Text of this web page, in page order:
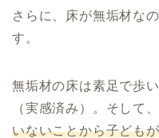
さらに、床が無垢材な
す。
無垢材の床は素足で歩
（実感済み）。そして、
いないことから子ども